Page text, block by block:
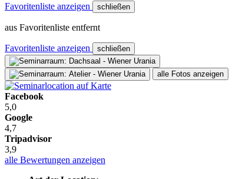
Favoritenliste anzeigen schließen
aus Favoritenliste entfernt
Favoritenliste anzeigen schließen
alle Fotos anzeigen
Facebook
5,0
Google
4,7
Tripadvisor
3,9
alle Bewertungen anzeigen